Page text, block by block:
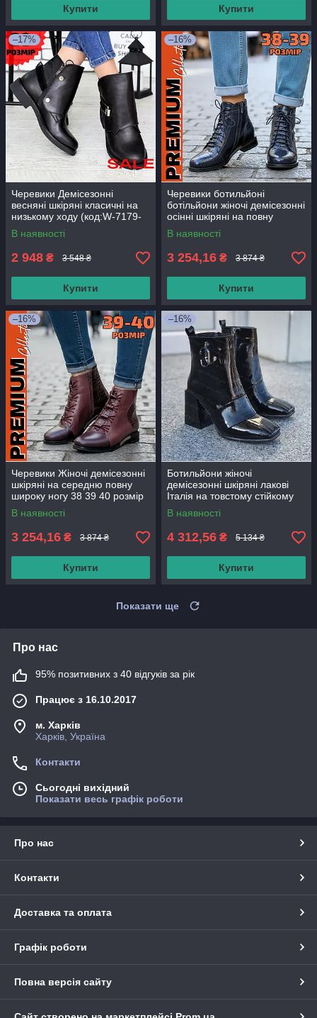
Купити Купити
–17%
Черевики Демісезонні
весняні шкіряні класичні на
низькому ходу (код:W-7179-
чк)
В наявності
2 948 ₴ 3 548 ₴
Купити
–16%
Черевики ботильйоні
ботільйони жіночі демісезонні
осінні шкіряні на повну
широку середню ногу 38-39
розмір преміум серія
В наявності
3 254,16 ₴ 3 874 ₴
Купити
–16%
Черевики Жіночі демісезонні
шкіряні на середню повну
широку ногу 38 39 40 розмір
В наявності
3 254,16 ₴ 3 874 ₴
Купити
–16%
Ботильйони жіночі
демісезонні шкіряні лакові
Італія на товстому стійкому
підборі каблуку (код:СБ-484-
чл)
В наявності
4 312,56 ₴ 5 134 ₴
Купити
Показати ще
Про нас
95% позитивних з 40 відгуків за рік
Працює з 16.10.2017
м. Харків
Харків, Україна
Контакти
Сьогодні вихідний
Показати весь графік роботи
Про нас
Контакти
Доставка та оплата
Графік роботи
Повна версія сайту